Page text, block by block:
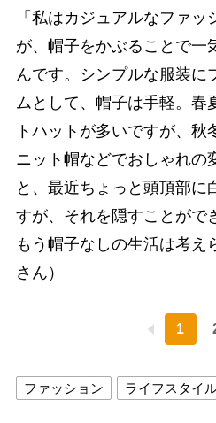
「私はカジュアルなファ
が、帽子をかぶることで一
んです。シンプルな服装に
ムとして、帽子は手軽。春
トハットが多いですが、秋
ニット帽などでおしゃれの
と、最近ちょっと頭頂部に
すが、それを隠すことがで
もう帽子なしの生活は考え
さん）
1
ファッション ライフスタイ